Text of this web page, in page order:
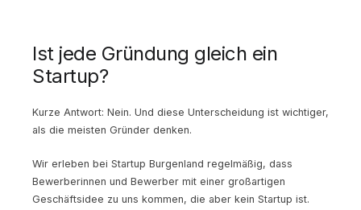
Ist jede Gründung gleich ein
Startup?
Kurze Antwort: Nein. Und diese Unterscheidung ist wichtiger,
als die meisten Gründer denken.
Wir erleben bei Startup Burgenland regelmäßig, dass
Bewerberinnen und Bewerber mit einer großartigen
Geschäftsidee zu uns kommen, die aber kein Startup ist.